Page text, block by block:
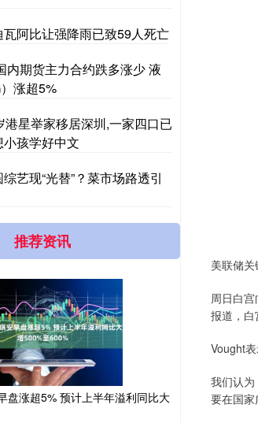
美联储关
周日白
报道，白
Vought
我们认
要在国家
阿比让强降雨已致59人死亡
内期货主力合约跌多涨少 液
涨超5%
港星举家移居深圳,一家四口已
孩学好中文
艺现“光替”？菜市场路透引
推荐资讯
盘涨超5% 预计上半年溢利同比大